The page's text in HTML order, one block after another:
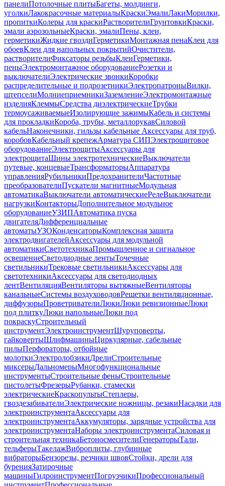
панелиПотолочные плитыБагеты, молдинги,
уголкиЛакокрасочные материалыКраскиЭмалиЛакиМорилки,
пропиткиКолеры для краскиРастворителиГрунтовкиКраски,
эмали аэрозольныеКраски, эмалиПены, клеи,
герметикиЖидкие гвоздиГерметикиМонтажная пенаКлеи для
обоевКлеи для напольных покрытийОчистители,
растворителиФиксаторы резьбыКлеиГерметики,
пеныЭлектромонтажное оборудованиеРозетки и
выключателиЭлектрические звонкиКоробки
распределительные и подрозетникиЭлектропатроныВилки,
штепселиМолниеприемникиЗаземлениеЭлектромонтажные
изделияКлеммыСредства диэлектрическиеТрубки
термоусаживаемыеИзолирующие зажимыКабель и системы
для прокладкиКороба, трубы, металлорукавСиловой
кабельНаконечники, гильзы кабельные Аксессуары для труб,
коробовКабельный крепежАрматура СИПЭлектрощитовое
оборудованиеЭлектрощитыАксессуары для
электрощитаШины электротехническиеВыключатели
путевые, концевыеТрансформаторыАппаратура
управленияРубильникиПредохранителиЧастотные
преобразователиПускатели магнитныеМодульная
автоматикаВыключатели автоматическиеРелеВыключатели
нагрузкиКонтакторыДополнительное модульное
оборудованиеУЗИПАвтоматика пуска
двигателяДифференциальные
автоматыУЗОКонденсаторыКомплексная защита
электродвигателейАксессуары для модульной
автоматикиСветотехникаПромышленное и сигнальное
освещениеСветодиодные лентыТочечные
светильникиТрековые светильникиАксессуары для
светотехникиАксессуары для светодиодных
лентВентиляцияВентиляторы вытяжныеВентиляторы
канальныеСистемы воздуховодовРешетки вентиляционные,
диффузорыПроветривателиЛюкиЛюки ревизионныеЛюки
под плиткуЛюки напольныеЛюки под
покраскуСтроительный
инструментЭлектроинструментШуруповерты,
гайковертыШлифмашиныЦиркулярные, сабельные
пилыПерфораторы, отбойные
молоткиЭлектролобзикиДрелиСтроительные
миксерыДальномерыМногофункциональные
инструментыСтроительные феныСтроительные
пистолетыФрезерыРубанки, стамески
электрическиеКраскопультыСтеплеры,
гвоздезабивателиЭлектрические ножницы, резакиНасадки для
электроинструментаАксессуары для
электроинструментаАккумуляторы, зарядные устройства для
электроинструментаНаборы электроинструментаСиловая и
строительная техникаБетоносмесителиГенераторыТали,
тельферыТакелажВиброплиты, глубинные
вибраторыБензорезы, резчики швовСтойки, дрели для
буренияЗатирочные
машиныГидроинструментПогрузчикиПрофессиональный